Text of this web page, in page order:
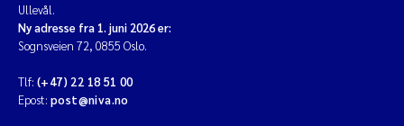
Ullevål.
Ny adresse fra 1. juni 2026 er:
Sognsveien 72, 0855 Oslo.
Tlf: (+47) 22 18 51 00
Epost: post@niva.no